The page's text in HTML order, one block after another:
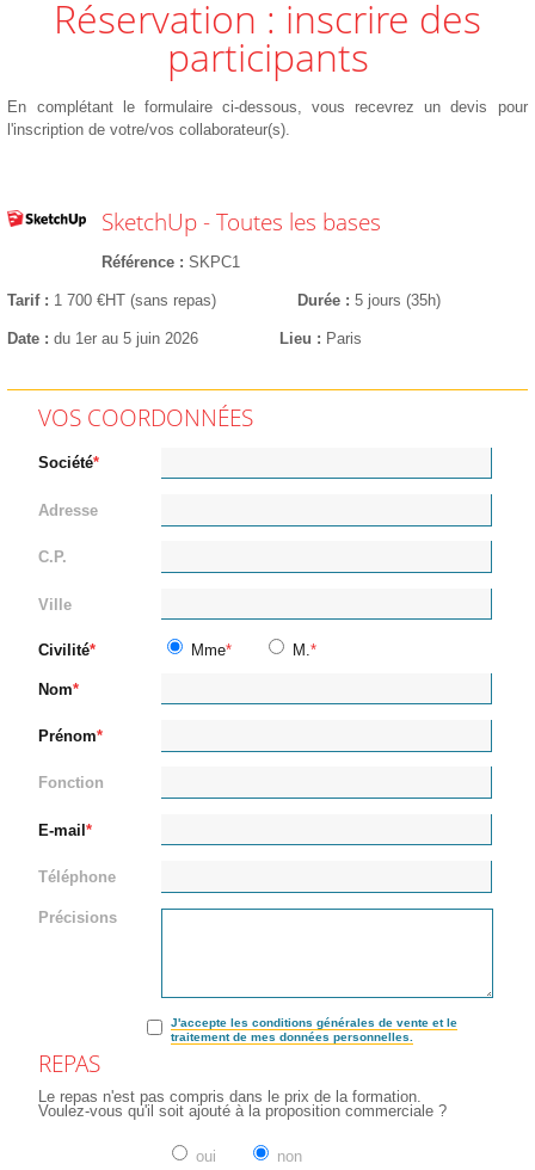
Réservation : inscrire des
participants
En complétant le formulaire ci-dessous, vous recevrez un devis pour
l'inscription de votre/vos collaborateur(s).
SketchUp - Toutes les bases
Référence SKPC1
Tarif 1 700 €HT (sans repas) Durée 5 jours (35h)
Date du 1er au 5 juin 2026 Lieu Paris
VOS COORDONNÉES
Société
Adresse
C.P.
Ville
Civilité Mme M.
Nom
Prénom
Fonction
E-mail
Téléphone
Précisions
J'accepte les conditions générales de vente et le
traitement de mes données personnelles.
REPAS
Le repas n'est pas compris dans le prix de la formation.
Voulez-vous qu'il soit ajouté à la proposition commerciale ?
oui non